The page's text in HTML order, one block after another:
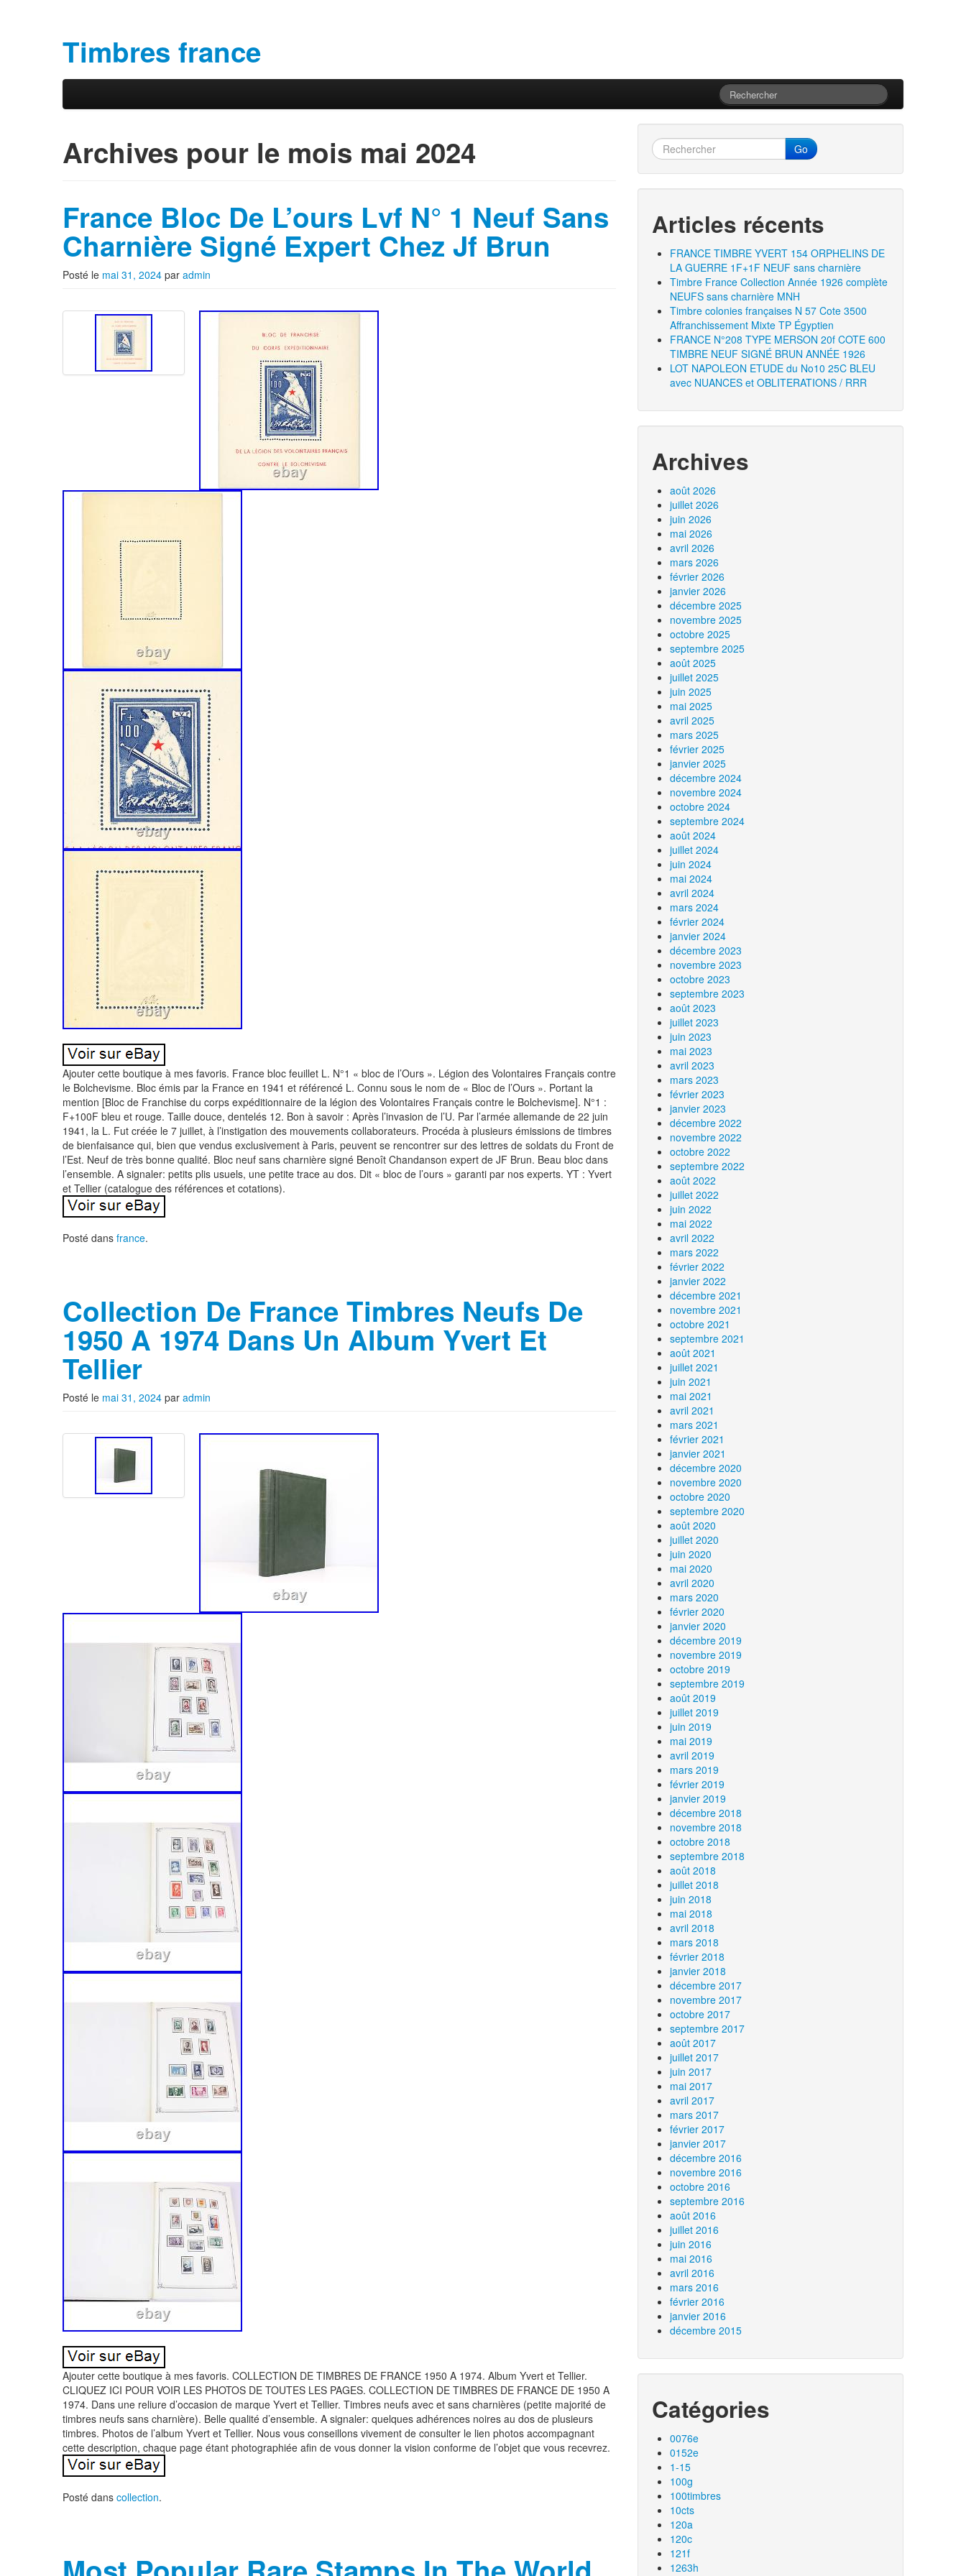
Timbres france
Menu principal
Archives pour le mois mai 2024
France Bloc De L’ours Lvf N° 1 Neuf Sans
Charnière Signé Expert Chez Jf Brun
Posté le mai 31, 2024 par admin
Ajouter cette boutique à mes favoris. France bloc feuillet L. N°1 « bloc de l’Ours ». Légion des Volontaires Français contre
le Bolchevisme. Bloc émis par la France en 1941 et référencé L. Connu sous le nom de « Bloc de l’Ours ». Portant la
mention [Bloc de Franchise du corps expéditionnaire de la légion des Volontaires Français contre le Bolchevisme]. N°1 :
F+100F bleu et rouge. Taille douce, dentelés 12. Bon à savoir : Après l’invasion de l’U. Par l’armée allemande de 22 juin
1941, la L. Fut créée le 7 juillet, à l’instigation des mouvements collaborateurs. Procéda à plusieurs émissions de timbres
de bienfaisance qui, bien que vendus exclusivement à Paris, peuvent se rencontrer sur des lettres de soldats du Front de
l’Est. Neuf de très bonne qualité. Bloc neuf sans charnière signé Benoît Chandanson expert de JF Brun. Beau bloc dans
l’ensemble. A signaler: petits plis usuels, une petite trace au dos. Dit « bloc de l’ours » garanti par nos experts. YT : Yvert
et Tellier (catalogue des références et cotations).
Posté dans france.
Collection De France Timbres Neufs De
1950 A 1974 Dans Un Album Yvert Et
Tellier
Posté le mai 31, 2024 par admin
Ajouter cette boutique à mes favoris. COLLECTION DE TIMBRES DE FRANCE 1950 A 1974. Album Yvert et Tellier.
CLIQUEZ ICI POUR VOIR LES PHOTOS DE TOUTES LES PAGES. COLLECTION DE TIMBRES DE FRANCE DE 1950 A
1974. Dans une reliure d’occasion de marque Yvert et Tellier. Timbres neufs avec et sans charnières (petite majorité de
timbres neufs sans charnière). Belle qualité d’ensemble. A signaler: quelques adhérences noires au dos de plusieurs
timbres. Photos de l’album Yvert et Tellier. Nous vous conseillons vivement de consulter le lien photos accompagnant
cette description, chaque page étant photographiée afin de vous donner la vision conforme de l’objet que vous recevrez.
Posté dans collection.
Go
Articles récents
FRANCE TIMBRE YVERT 154 ORPHELINS DE
LA GUERRE 1F+1F NEUF sans charnière
Timbre France Collection Année 1926 complète
NEUFS sans charnière MNH
Timbre colonies françaises N 57 Cote 3500
Affranchissement Mixte TP Égyptien
FRANCE N°208 TYPE MERSON 20f COTE 600
TIMBRE NEUF SIGNÉ BRUN ANNÉE 1926
LOT NAPOLEON ETUDE du No10 25C BLEU
avec NUANCES et OBLITERATIONS / RRR
Archives
août 2026
juillet 2026
juin 2026
mai 2026
avril 2026
mars 2026
février 2026
janvier 2026
décembre 2025
novembre 2025
octobre 2025
septembre 2025
août 2025
juillet 2025
juin 2025
mai 2025
avril 2025
mars 2025
février 2025
janvier 2025
décembre 2024
novembre 2024
octobre 2024
septembre 2024
août 2024
juillet 2024
juin 2024
mai 2024
avril 2024
mars 2024
février 2024
janvier 2024
décembre 2023
novembre 2023
octobre 2023
septembre 2023
août 2023
juillet 2023
juin 2023
mai 2023
avril 2023
mars 2023
février 2023
janvier 2023
décembre 2022
novembre 2022
octobre 2022
septembre 2022
août 2022
juillet 2022
juin 2022
mai 2022
avril 2022
mars 2022
février 2022
janvier 2022
décembre 2021
novembre 2021
octobre 2021
septembre 2021
août 2021
juillet 2021
juin 2021
mai 2021
avril 2021
mars 2021
février 2021
janvier 2021
décembre 2020
novembre 2020
octobre 2020
septembre 2020
août 2020
juillet 2020
juin 2020
mai 2020
avril 2020
mars 2020
février 2020
janvier 2020
décembre 2019
novembre 2019
octobre 2019
septembre 2019
août 2019
juillet 2019
juin 2019
mai 2019
avril 2019
mars 2019
février 2019
janvier 2019
décembre 2018
novembre 2018
octobre 2018
septembre 2018
août 2018
juillet 2018
juin 2018
mai 2018
avril 2018
mars 2018
février 2018
janvier 2018
décembre 2017
novembre 2017
octobre 2017
septembre 2017
août 2017
juillet 2017
juin 2017
mai 2017
avril 2017
mars 2017
février 2017
janvier 2017
décembre 2016
novembre 2016
octobre 2016
septembre 2016
août 2016
juillet 2016
juin 2016
mai 2016
avril 2016
mars 2016
février 2016
janvier 2016
décembre 2015
Catégories
0076e
0152e
1-15
100g
100timbres
10cts
120a
120c
121f
1263h